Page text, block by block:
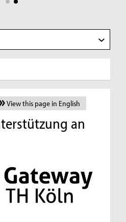
View this page in English
an